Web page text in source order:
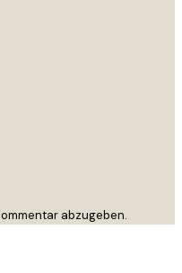
abzugeben.